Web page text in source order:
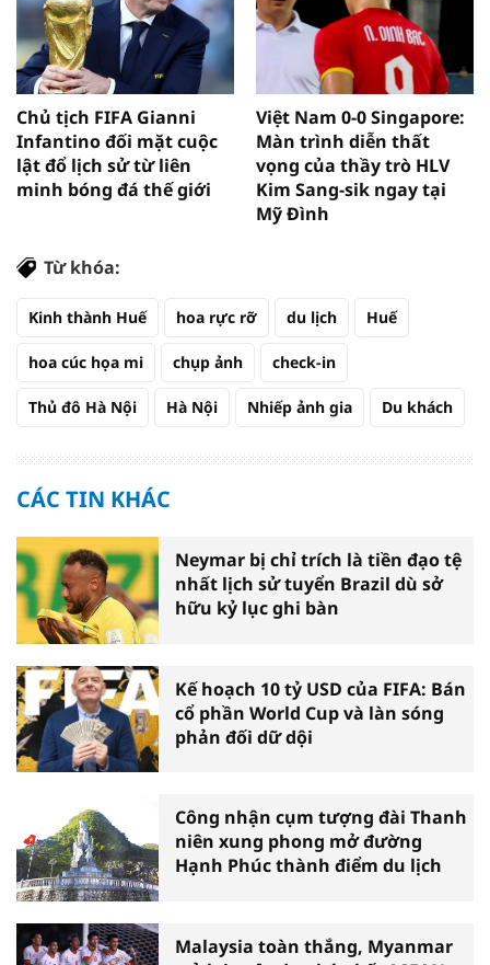
Chủ tịch FIFA Gianni
Infantino đối mặt cuộc
lật đổ lịch sử từ liên
minh bóng đá thế giới
Việt Nam 0-0 Singapore:
Màn trình diễn thất
vọng của thầy trò HLV
Kim Sang-sik ngay tại
Mỹ Đình
Từ khóa:
Kinh thành Huế hoa rực rỡ du lịch Huế
hoa cúc họa mi chụp ảnh check-in
Thủ đô Hà Nội Hà Nội Nhiếp ảnh gia Du khách
CÁC TIN KHÁC
Neymar bị chỉ trích là tiền đạo tệ
nhất lịch sử tuyển Brazil dù sở
hữu kỷ lục ghi bàn
Kế hoạch 10 tỷ USD của FIFA: Bán
cổ phần World Cup và làn sóng
phản đối dữ dội
Công nhận cụm tượng đài Thanh
niên xung phong mở đường
Hạnh Phúc thành điểm du lịch
Malaysia toàn thắng, Myanmar